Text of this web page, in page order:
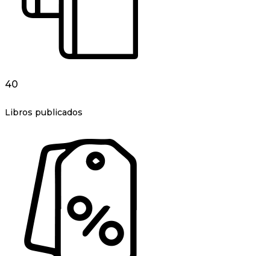
40
Libros publicados